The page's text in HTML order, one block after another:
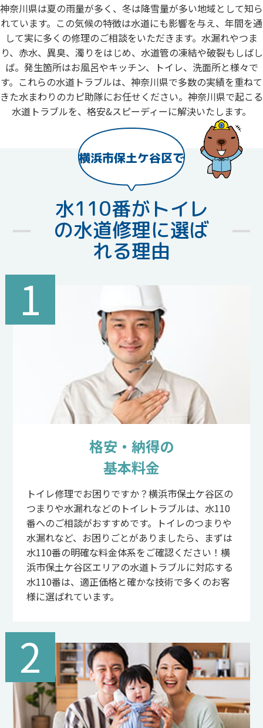
神奈川県は夏の雨量が多く、冬は降雪量が多い地域として知ら
れています。この気候の特徴は水道にも影響を与え、年間を通
して実に多くの修理のご相談をいただきます。水漏れやつま
り、赤水、異臭、濁りをはじめ、水道管の凍結や破裂もしばし
ば。発生箇所はお風呂やキッチン、トイレ、洗面所と様々で
す。これらの水道トラブルは、神奈川県で多数の実績を重ねて
きた水まわりのカピ助隊にお任せください。神奈川県で起こる
水道トラブルを、格安&スピーディーに解決いたします。
横浜市保土ケ谷区で
水110番がトイレ
の水道修理に選ば
れる理由
1
格安・納得の
基本料金
トイレ修理でお困りですか？横浜市保土ケ谷区の
つまりや水漏れなどのトイレトラブルは、水110
番へのご相談がおすすめです。トイレのつまりや
水漏れなど、お困りごとがありましたら、まずは
水110番の明確な料金体系をご確認ください！横
浜市保土ケ谷区エリアの水道トラブルに対応する
水110番は、適正価格と確かな技術で多くのお客
様に選ばれています。
2